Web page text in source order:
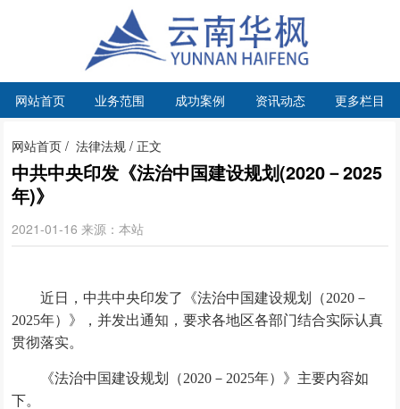
网站首页 业务范围 成功案例 资讯动态 更多栏目
网站首页 /法律法规 / 正文
中共中央印发《法治中国建设规划(2020－2025
年)》
2021-01-16 来源：本站
近日，中共中央印发了《法治中国建设规划（2020－
2025年）》，并发出通知，要求各地区各部门结合实际认真
贯彻落实。
《法治中国建设规划（2020－2025年）》主要内容如
下。